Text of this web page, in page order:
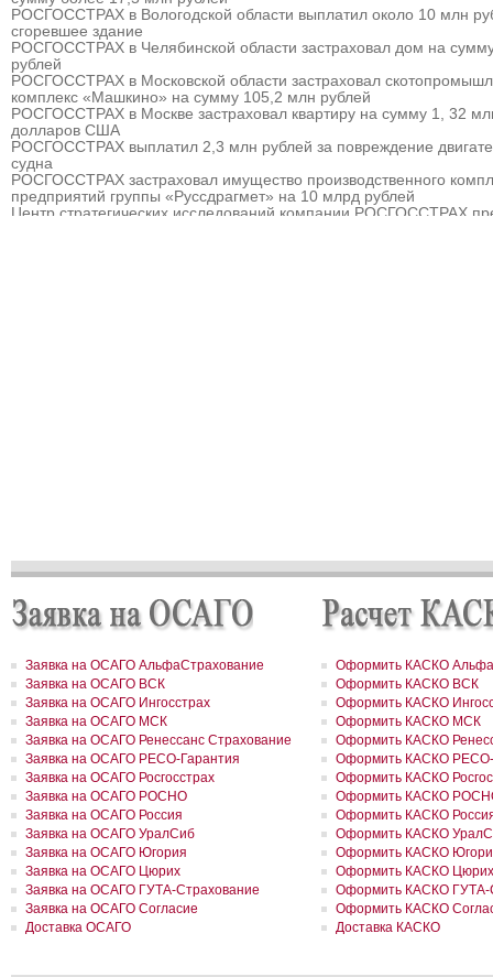
РОСГОССТРАХ в Вологодской области выплатил около 10 млн
сгоревшее здание
РОСГОССТРАХ в Челябинской области застраховал дом на
рублей
РОСГОССТРАХ в Московской области застраховал
комплекс «Машкино» на сумму 105,2 млн рублей
РОСГОССТРАХ в Москве застраховал квартиру на сумму 1, 32
долларов США
РОСГОССТРАХ выплатил 2,3 млн рублей за повреждение
судна
РОСГОССТРАХ застраховал имущество производственного
предприятий группы «Руссдрагмет» на 10 млрд рублей
Центр стратегических исследований компании РОСГОССТРАХ
РОСГОССТРАХ в Удмуртии застраховал сельхозпроизводителей
около 200 млн рублей
авиакомпании «Полет» на 8,8 млн долларов
РОСГОССТРАХ в Ленинградской области принял более 200
РОСГОССТРАХ в Свердловской области застраховал дом на
41 млн рублей
РОСГОССТРАХ застрахует по ОСАГО автотранспорт МВД
Республики
РОСГОССТРАХ в Москве и Московской области застраховал 2
сумму 26,2 млн рублей
РОСГОССТРАХ урегулировал более трех четвертей убытков,
причиненных природными пожарами
РОСГОССТРАХ урегулировал более трех четвертей убытков,
причиненных природными пожарами
РОСГОССТРАХ выплатил более 3 млн рублей за поврежденное
оборудование
РОСГОССТРАХ в Чувашии застраховал ТРЦ «Каскад» на сумму
рублей
РОСГОССТРАХ в Чувашии принимает заявления от
ущербу, причиненному ураганным ветром
РОСГОССТРАХ подписал партнерский договор с компанией
РОСГОССТРАХ во Владимирской области застраховал дом на
Заявка на ОСАГО АльфаСтрахование
Заявка на ОСАГО ВСК
Заявка на ОСАГО Ингосстрах
Заявка на ОСАГО МСК
Заявка на ОСАГО Ренессанс Страхование
Заявка на ОСАГО РЕСО-Гарантия
Заявка на ОСАГО Росгосстрах
Заявка на ОСАГО РОСНО
Заявка на ОСАГО Россия
Заявка на ОСАГО УралСиб
Заявка на ОСАГО Югория
Заявка на ОСАГО Цюрих
Заявка на ОСАГО ГУТА-Страхование
Заявка на ОСАГО Согласие
Доставка ОСАГО
Оформить КАСКО
Оформить КАСКО ВСК
Оформить КАСКО
Оформить КАСКО МСК
Оформить КАСКО
Оформить КАСКО РЕСО-
Оформить КАСКО
Оформить КАСКО
Оформить КАСКО
Оформить КАСКО
Оформить КАСКО
Оформить КАСКО Цюрих
Оформить КАСКО ГУТА-
Оформить КАСКО
Доставка КАСКО